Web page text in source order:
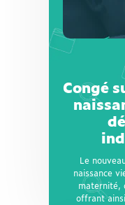
Congé
Le
naissance
maternité,
offrant
Le
naissance
maternité,
offrant ainsi
après la
Sous quelles
? Quelles
congé est-il
complet